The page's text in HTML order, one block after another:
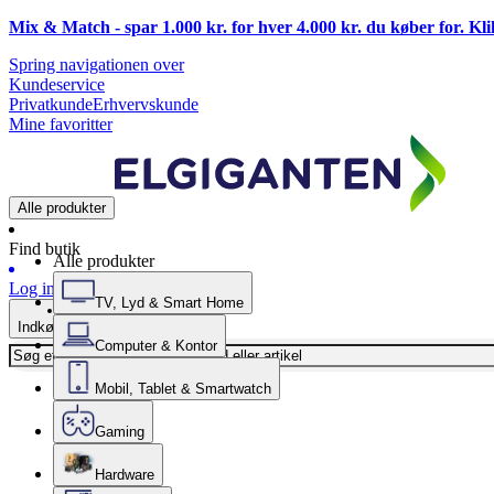
Mix & Match - spar 1.000 kr. for hver 4.000 kr. du køber for.
Spring navigationen over
Kundeservice
PrivatkundeErhvervskunde
Mine favoritter
Alle produkter
Find butik
Log ind
Indkøbskurv
Alle produkter
TV, Lyd & Smart Home
Computer & Kontor
Mobil, Tablet & Smartwatch
Gaming
Hardware